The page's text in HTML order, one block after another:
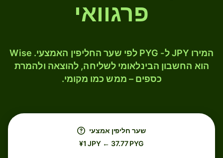
פרגוואי
המירו JPY ל- PYG לפי שער החליפין האמצעי. Wise
הוא החשבון הבינלאומי לשליחה, להוצאה ולהמרת
כספים – ממש כמו מקומי.
שער חליפין אמצעי
¥1 JPY ← 37.77 PYG